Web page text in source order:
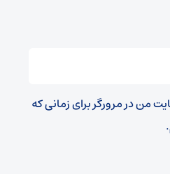
من در مرورگر برای زمانی که